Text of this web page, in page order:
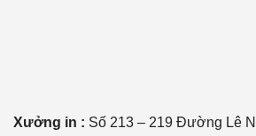
Xưởng in : Số 213 – 219 Đường Lê